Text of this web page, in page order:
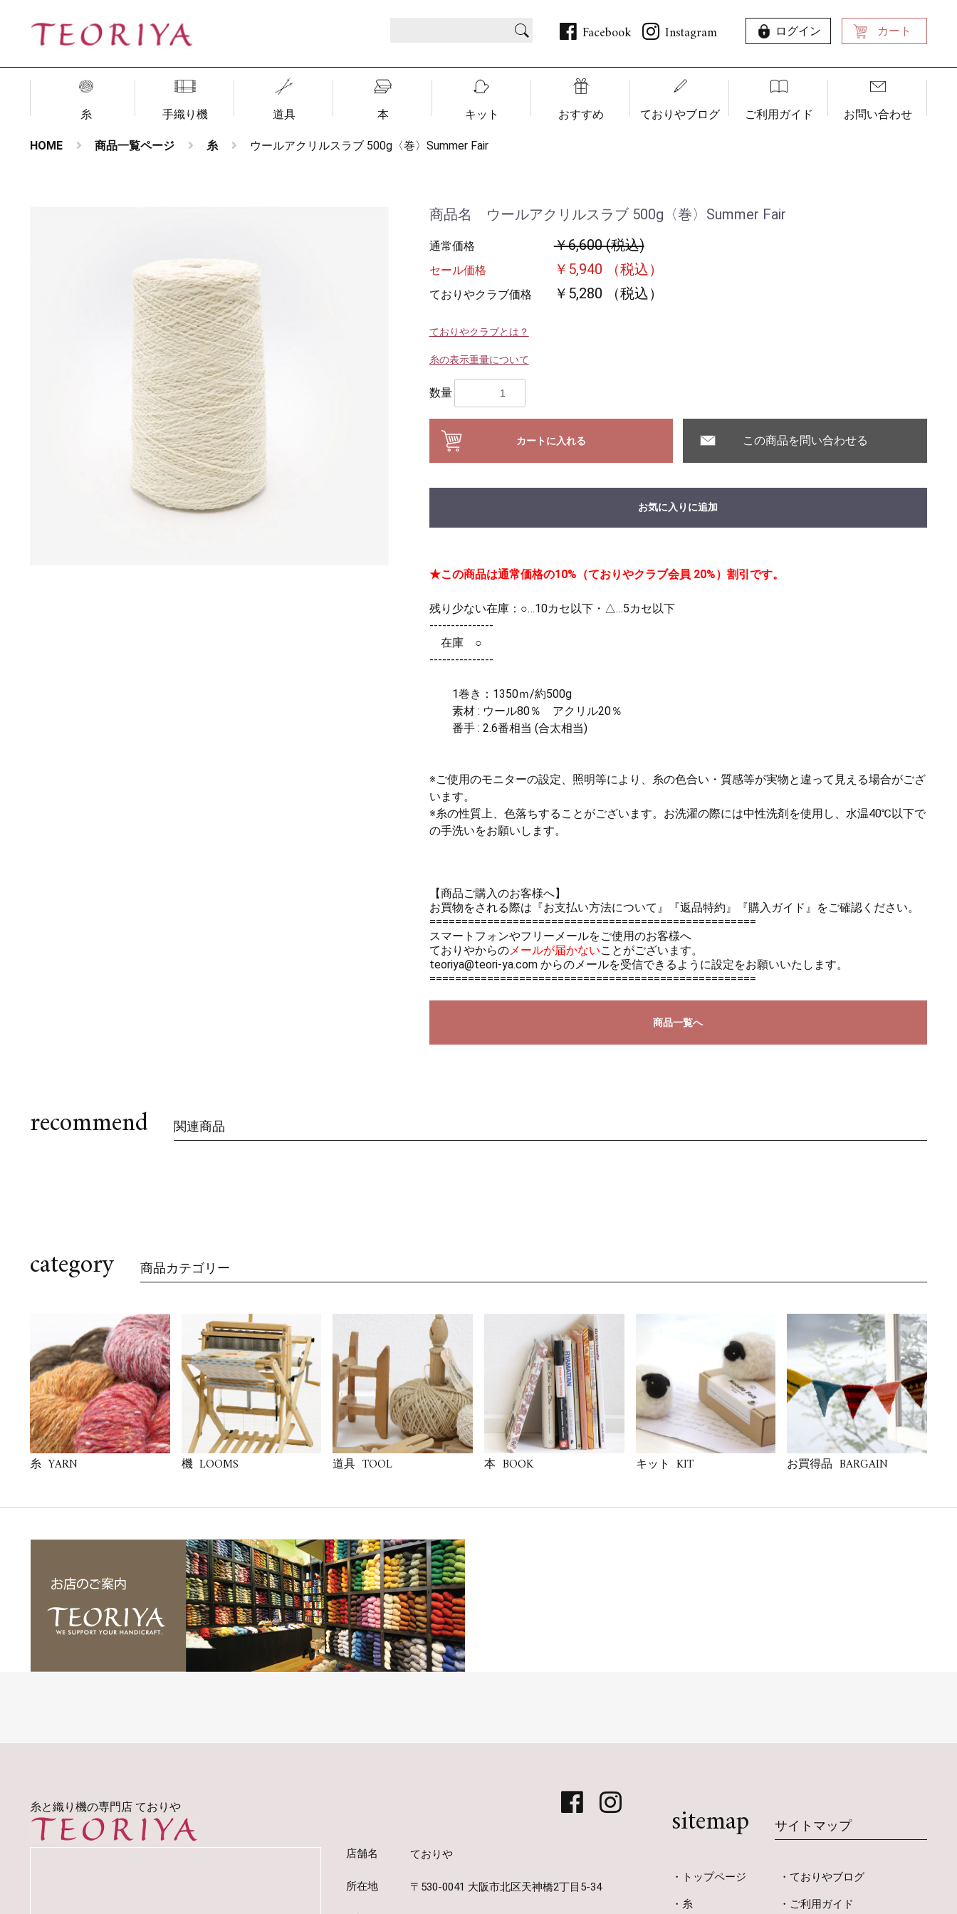
Facebook Instagram ログイン カート
糸 手織り機 道具 本 キット おすすめ ておりやブログ ご利用ガイド お問い合わせ
HOME 商品一覧ページ 糸 ウールアクリルスラブ 500g〈巻〉Summer Fair
商品名 ウールアクリルスラブ 500g〈巻〉Summer Fair
通常価格 ￥6,600 (税込)
セール価格 ￥5,940 （税込）
ておりやクラブ価格 ￥5,280 （税込）
ておりやクラブとは？
糸の表示重量について
数量
カートに入れる この商品を問い合わせる
お気に入りに追加
★この商品は通常価格の10%（ておりやクラブ会員 20%）割引です。
残り少ない在庫：○…10カセ以下・△…5カセ以下
---------------
在庫 ○
---------------
1巻き：1350ｍ/約500g
素材 : ウール80％ アクリル20％
番手 : 2.6番相当 (合太相当)
※ご使用のモニターの設定、照明等により、糸の色合い・質感等が実物と違って見える場合がござ
います。
※糸の性質上、色落ちすることがございます。お洗濯の際には中性洗剤を使用し、水温40℃以下で
の手洗いをお願いします。
【商品ご購入のお客様へ】
お買物をされる際は 『お支払い方法について』 『返品特約』 『購入ガイド』 をご確認ください。
===================================================
スマートフォンやフリーメールをご使用のお客様へ
ておりやからのメールが届かないことがございます。
teoriya@teori-ya.com からのメールを受信できるように設定をお願いいたします。
===================================================
商品一覧へ
recommend 関連商品
category 商品カテゴリー
糸 YARN 機 LOOMS 道具 TOOL 本 BOOK キット KIT お買得品 BARGAIN
糸と織り機の専門店 ておりや
店舗名 ておりや
所在地 〒530-0041 大阪市北区天神橋2丁目5-34
sitemap サイトマップ
トップページ
糸
ておりやブログ
ご利用ガイド